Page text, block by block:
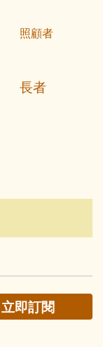
照顧者
長者